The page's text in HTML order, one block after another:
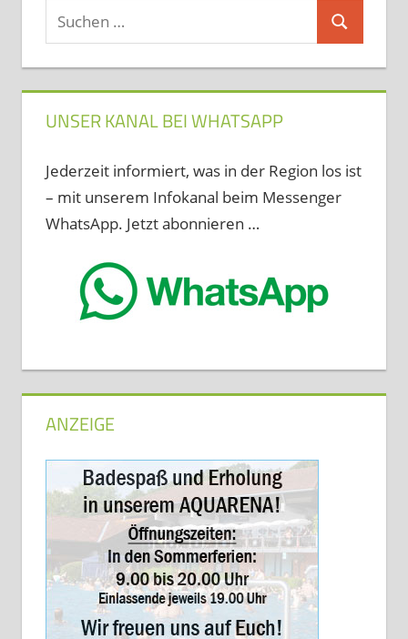
Suchen
nach:
Suchen
UNSER KANAL BEI WHATSAPP
Jederzeit informiert, was in der Region los ist
– mit unserem Infokanal beim Messenger
WhatsApp. Jetzt abonnieren …
ANZEIGE